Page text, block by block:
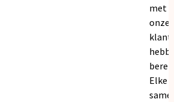
met
onze
Elke